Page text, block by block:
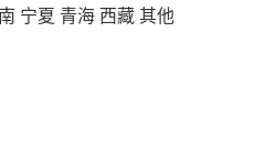
宁夏 青海 西藏其他